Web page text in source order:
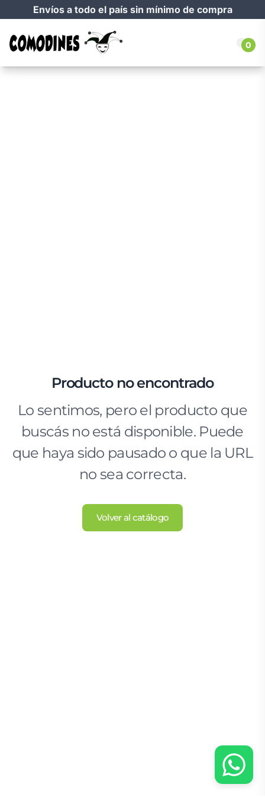
Envíos a todo el país sin mínimo de compra
0
Producto no encontrado
Lo sentimos, pero el producto que
buscás no está disponible. Puede
que haya sido pausado o que la URL
no sea correcta.
Volver al catálogo